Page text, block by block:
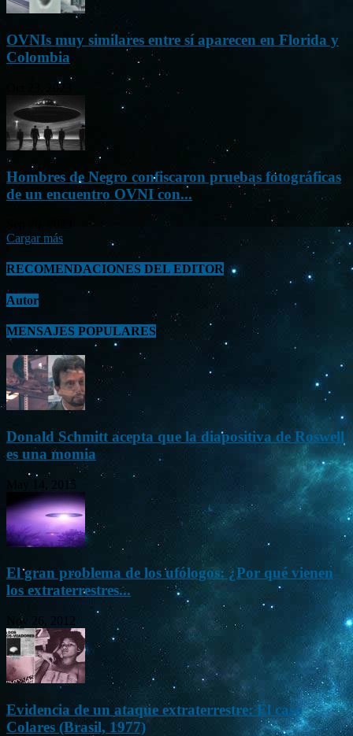
OVNIs muy similares entre sí aparecen en Florida y
Colombia
Oct 23, 2023
Hombres de Negro confiscaron pruebas fotográficas
de un encuentro OVNI con...
Cargar más
RECOMENDACIONES DEL EDITOR
Autor
MENSAJES POPULARES
Donald Schmitt acepta que la diapositiva de Roswell
es una momia
May 14, 2015
El gran problema de los ufólogos: ¿Por qué vienen
los extraterrestres...
Nov 26, 2012
Evidencia de un ataque extraterrestre: El caso
Colares (Brasil, 1977)